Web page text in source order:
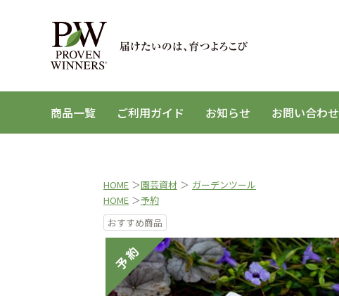
商品一覧 ご利用ガイド お知らせ お問い合わせ
HOME ＞園芸資材 ＞ ガーデンツール
HOME ＞予約
おすすめ商品